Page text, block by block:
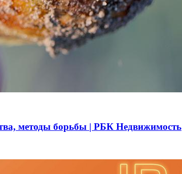
методы борьбы | РБК Недвижимость